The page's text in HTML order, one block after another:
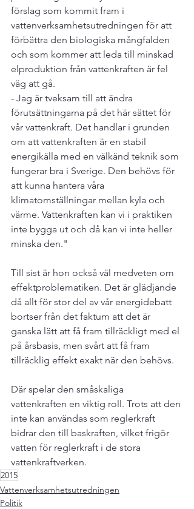
förslag som kommit fram i
vattenverksamhetsutredningen för att
förbättra den biologiska mångfalden
och som kommer att leda till minskad
elproduktion från vattenkraften är fel
väg att gå.
- Jag är tveksam till att ändra
förutsättningarna på det här sättet för
vår vattenkraft. Det handlar i grunden
om att vattenkraften är en stabil
energikälla med en välkänd teknik som
fungerar bra i Sverige. Den behövs för
att kunna hantera våra
klimatomställningar mellan kyla och
värme. Vattenkraften kan vi i praktiken
inte bygga ut och då kan vi inte heller
minska den."
Till sist är hon också väl medveten om
effektproblematiken. Det är glädjande
då allt för stor del av vår energidebatt
bortser från det faktum att det är
ganska lätt att få fram tillräckligt med el
på årsbasis, men svårt att få fram
tillräcklig effekt exakt när den behövs.
Där spelar den småskaliga
vattenkraften en viktig roll. Trots att den
inte kan användas som reglerkraft
bidrar den till baskraften, vilket frigör
vatten för reglerkraft i de stora
vattenkraftverken.
2015
Vattenverksamhetsutredningen
Politik